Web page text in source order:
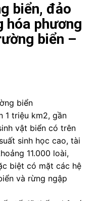
biển, đảo
hóa phương
biển –
biển
1 triệu km2, gần
vật biển có trên
sinh học cao, tài
11.000 loài,
biệt có mặt các hệ
và rừng ngập